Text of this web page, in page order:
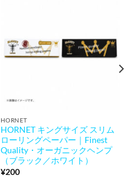
HORNET
HORNET キングサイズ スリム
ローリングペーパー｜Finest
Quality・オーガニックヘンプ
（ブラック／ホワイト）
¥200